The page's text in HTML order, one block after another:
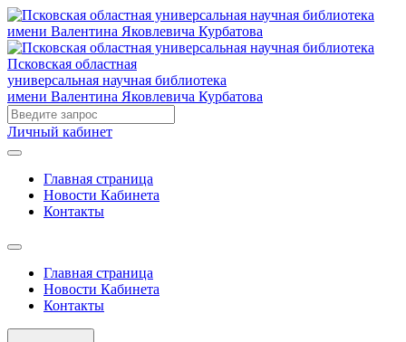
Псковская областная
универсальная научная библиотека
имени Валентина Яковлевича Курбатова
Личный кабинет
Главная страница
Новости Кабинета
Контакты
Главная страница
Новости Кабинета
Контакты